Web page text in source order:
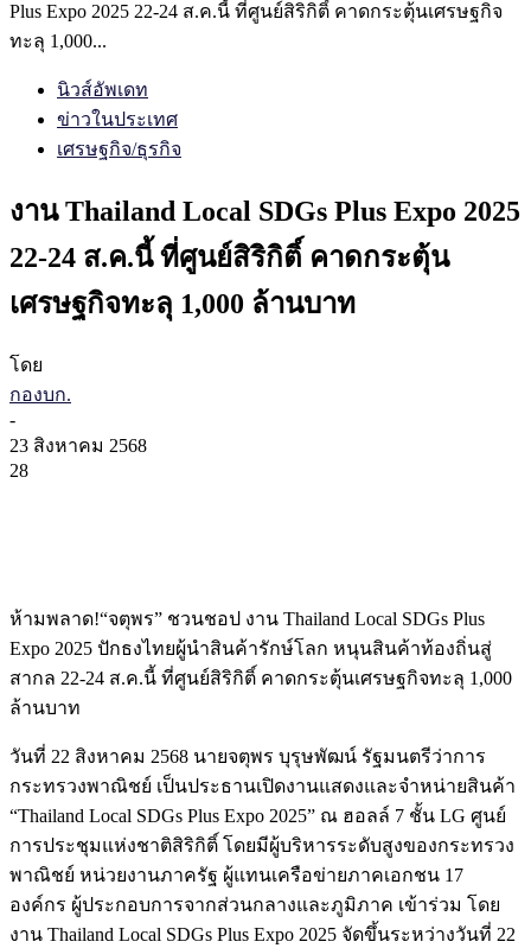
Plus Expo 2025 22-24 ส.ค.นี้ ที่ศูนย์สิริกิติ์ คาดกระตุ้นเศรษฐกิจ
ทะลุ 1,000...
นิวส์อัพเดท
ข่าวในประเทศ
เศรษฐกิจ/ธุรกิจ
งาน Thailand Local SDGs Plus Expo 2025
22-24 ส.ค.นี้ ที่ศูนย์สิริกิติ์ คาดกระตุ้น
เศรษฐกิจทะลุ 1,000 ล้านบาท
โดย
กองบก.
-
23 สิงหาคม 2568
28
ห้ามพลาด!“จตุพร” ชวนชอป งาน Thailand Local SDGs Plus
Expo 2025 ปักธงไทยผู้นำสินค้ารักษ์โลก หนุนสินค้าท้องถิ่นสู่
สากล 22-24 ส.ค.นี้ ที่ศูนย์สิริกิติ์ คาดกระตุ้นเศรษฐกิจทะลุ 1,000
ล้านบาท
วันที่ 22 สิงหาคม 2568 นายจตุพร บุรุษพัฒน์ รัฐมนตรีว่าการ
กระทรวงพาณิชย์ เป็นประธานเปิดงานแสดงและจำหน่ายสินค้า
“Thailand Local SDGs Plus Expo 2025” ณ ฮอลล์ 7 ชั้น LG ศูนย์
การประชุมแห่งชาติสิริกิติ์ โดยมีผู้บริหารระดับสูงของกระทรวง
พาณิชย์ หน่วยงานภาครัฐ ผู้แทนเครือข่ายภาคเอกชน 17
องค์กร ผู้ประกอบการจากส่วนกลางและภูมิภาค เข้าร่วม โดย
งาน Thailand Local SDGs Plus Expo 2025 จัดขึ้นระหว่างวันที่ 22